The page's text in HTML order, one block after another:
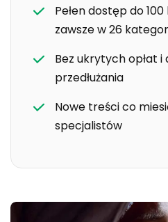
Pełen dostęp do
zawsze w 26
Bez ukrytych opłat
przedłużania
Nowe treści co
specjalistów